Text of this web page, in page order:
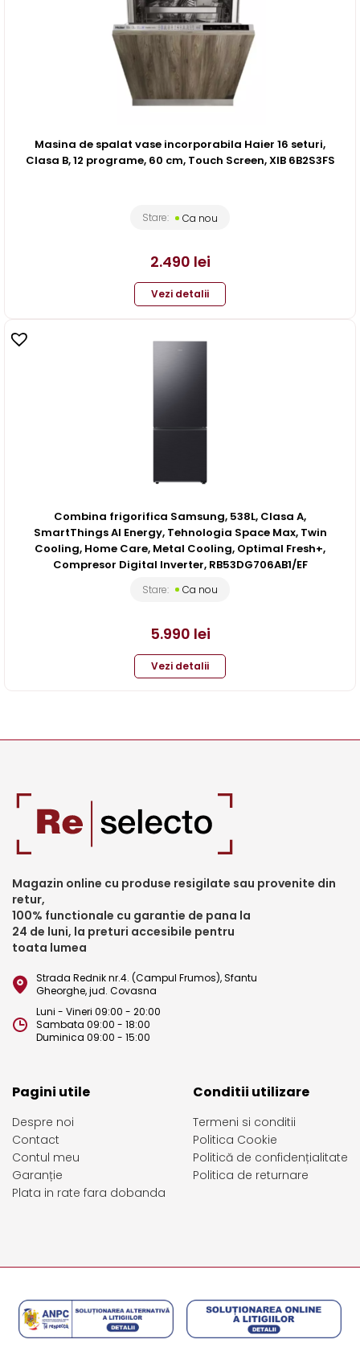
Masina de spalat vase incorporabila Haier 16 seturi,
Clasa B, 12 programe, 60 cm, Touch Screen, XIB 6B2S3FS
Stare: Ca nou
2.490 lei
Vezi detalii
Combina frigorifica Samsung, 538L, Clasa A,
SmartThings AI Energy, Tehnologia Space Max, Twin
Cooling, Home Care, Metal Cooling, Optimal Fresh+,
Compresor Digital Inverter, RB53DG706AB1/EF
Stare: Ca nou
5.990 lei
Vezi detalii
Magazin online cu produse resigilate sau provenite din
retur,
100% functionale cu garantie de pana la
24 de luni, la preturi accesibile pentru
toata lumea
Strada Rednik nr.4. (Campul Frumos), Sfantu
Gheorghe, jud. Covasna
Luni - Vineri 09:00 - 20:00
Sambata 09:00 - 18:00
Duminica 09:00 - 15:00
Pagini utile
Despre noi
Contact
Contul meu
Garanție
Plata in rate fara dobanda
Conditii utilizare
Termeni si conditii
Politica Cookie
Politică de confidențialitate
Politica de returnare